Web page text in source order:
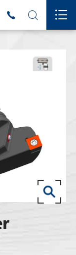
  